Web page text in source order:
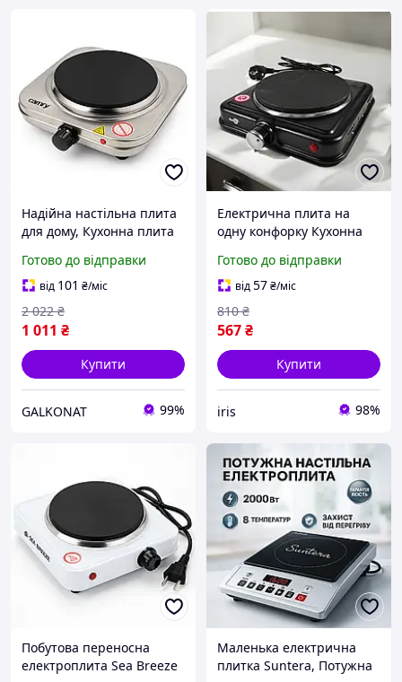
Надійна настільна плита
для дому, Кухонна плита
Настільна потужна WP-81
Готово до відправки
від 101 ₴/міс
1 011 ₴
2 022 ₴
Купити
GALKONAT 99%
Електрична плита на
одну конфорку Кухонна
Електрична плита на 1
конфорку 1000 W
Готово до відправки
від57₴/міс
567₴
810 ₴
Купити
iris 98%
Побутова переносна
електроплита Sea Breeze
Маленька електрична
плитка Suntera, Потужна